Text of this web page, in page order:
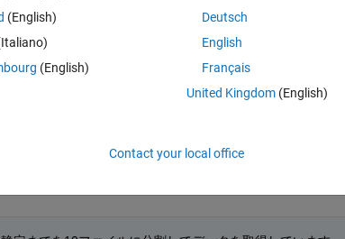
(English)
(English)
Deutsch
English
Français
United Kingdom(English)
Contact your local office